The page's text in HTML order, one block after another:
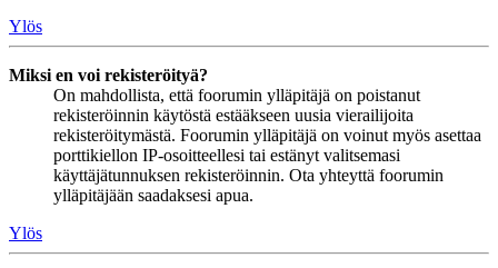
Ylös
Miksi en voi rekisteröityä?
On mahdollista, että foorumin ylläpitäjä on poistanut
rekisteröinnin käytöstä estääkseen uusia vierailijoita
rekisteröitymästä. Foorumin ylläpitäjä on voinut myös asettaa
porttikiellon IP-osoitteellesi tai estänyt valitsemasi
käyttäjätunnuksen rekisteröinnin. Ota yhteyttä foorumin
ylläpitäjään saadaksesi apua.
Ylös